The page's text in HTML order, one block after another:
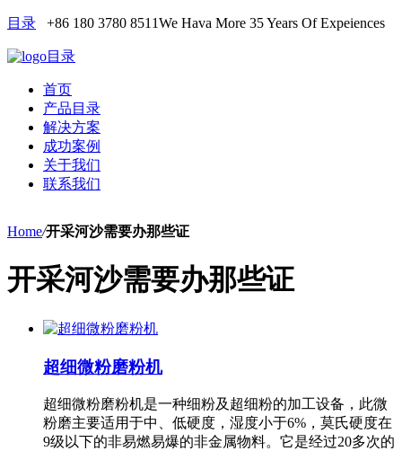
目录 +86 180 3780 8511We Hava More 35 Years Of Expeiences
目录
首页
产品目录
解决方案
成功案例
关于我们
联系我们
Home/开采河沙需要办那些证
开采河沙需要办那些证
超细微粉磨粉机
超细微粉磨粉机是一种细粉及超细粉的加工设备，此微
粉磨主要适用于中、低硬度，湿度小于6%，莫氏硬度在
9级以下的非易燃易爆的非金属物料。它是经过20多次的